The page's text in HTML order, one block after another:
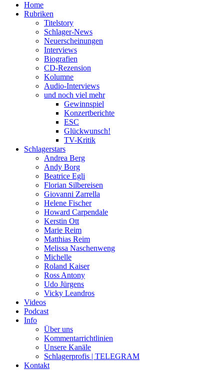
Home
Rubriken
Titelstory
Schlager-News
Neuerscheinungen
Interviews
Biografien
CD-Rezension
Kolumne
Audio-Interviews
und noch viel mehr
Gewinnspiel
Konzertberichte
ESC
Glückwunsch!
TV-Kritik
Schlagerstars
Andrea Berg
Andy Borg
Beatrice Egli
Florian Silbereisen
Giovanni Zarrella
Helene Fischer
Howard Carpendale
Kerstin Ott
Marie Reim
Matthias Reim
Melissa Naschenweng
Michelle
Roland Kaiser
Ross Antony
Udo Jürgens
Vicky Leandros
Videos
Podcast
Info
Über uns
Kommentarrichtlinien
Unsere Kanäle
Schlagerprofis | TELEGRAM
Kontakt